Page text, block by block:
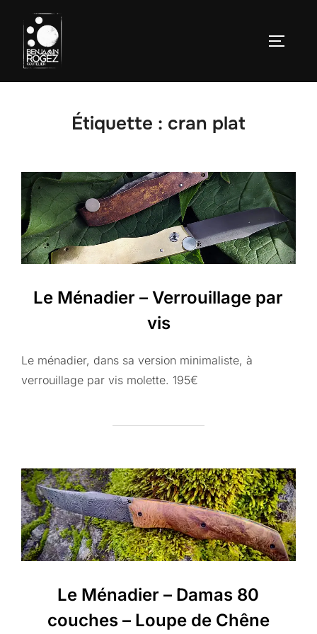
contenu
Étiquette : cran plat
Le Ménadier – Verrouillage par
vis
Le ménadier, dans sa version minimaliste, à
verrouillage par vis molette. 195€
Le Ménadier – Damas 80
couches – Loupe de Chêne